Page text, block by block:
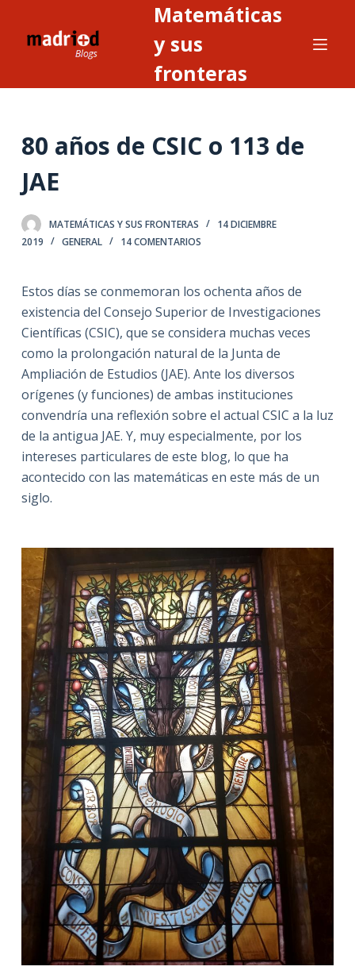
a
n
n
d
o
Matemáticas
y sus
fronteras
80 años de CSIC o 113 de
JAE
MATEMÁTICAS Y SUS FRONTERAS
14 DICIEMBRE
2019
GENERAL 14 COMENTARIOS
Estos días se conmemoran los ochenta años de
existencia del Consejo Superior de Investigaciones
Científicas (CSIC), que se considera muchas veces
como la prolongación natural de la Junta de
Ampliación de Estudios (JAE). Ante los diversos
orígenes (y funciones) de ambas instituciones
convendría una reflexión sobre el actual CSIC a la luz
de la antigua JAE. Y, muy especialmente, por los
intereses particulares de este blog, lo que ha
acontecido con las matemáticas en este más de un
siglo.